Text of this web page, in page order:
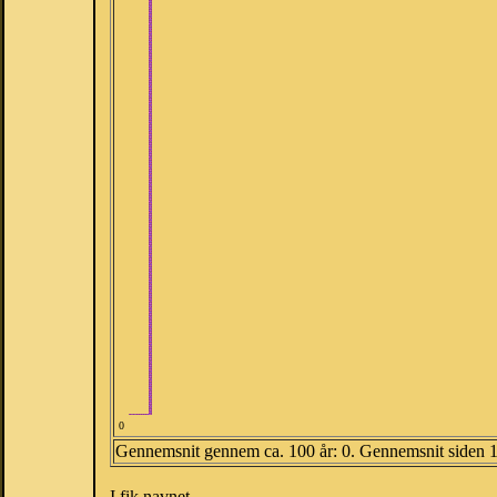
0
Gennemsnit gennem ca. 100 år: 0. Gennemsnit siden